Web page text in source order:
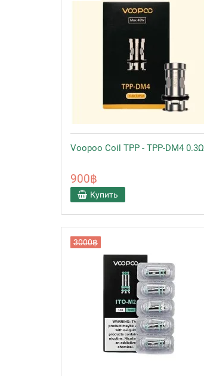
Voopoo Coil TPP - TPP-DM4 0.3Ω
900฿
Купить
3000฿